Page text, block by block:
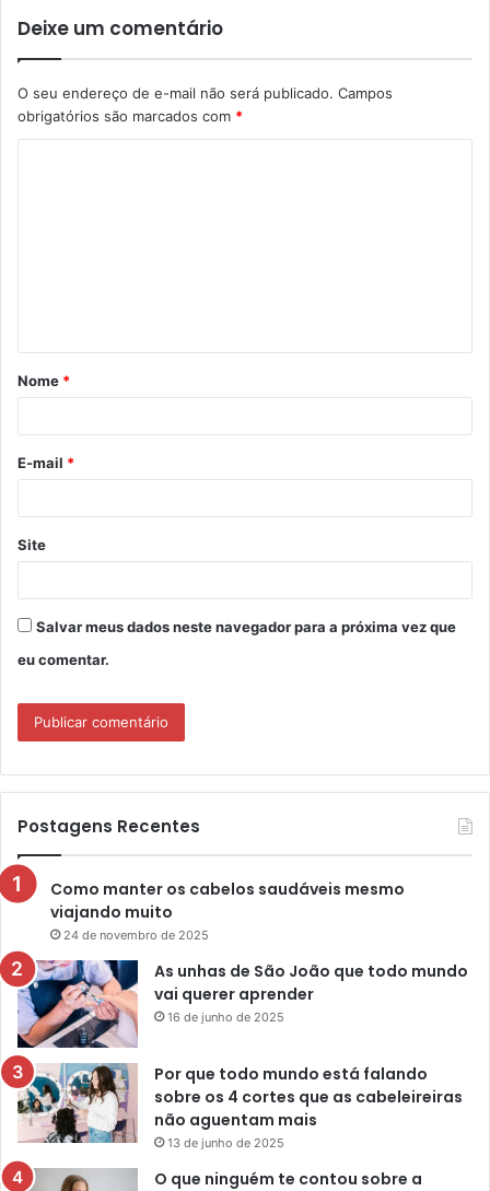
Deixe um comentário
O seu endereço de e-mail não será publicado. Campos
obrigatórios são marcados com *
á
r
*
Nome *
E-mail *
Site
Salvar meus dados neste navegador para a próxima vez que
eu comentar.
Postagens Recentes
Como manter os cabelos saudáveis mesmo
viajando muito
24 de novembro de 2025
As unhas de São João que todo mundo
vai querer aprender
16 de junho de 2025
Por que todo mundo está falando
sobre os 4 cortes que as cabeleireiras
não aguentam mais
13 de junho de 2025
O que ninguém te contou sobre a